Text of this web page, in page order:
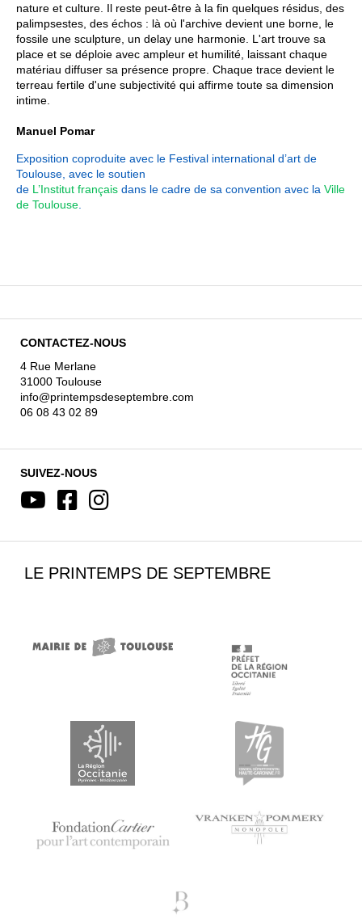
nature et culture. Il reste peut-être à la fin quelques résidus, des
palimpsestes, des échos : là où l'archive devient une borne, le
fossile une sculpture, un delay une harmonie. L'art trouve sa
place et se déploie avec ampleur et humilité, laissant chaque
matériau diffuser sa présence propre. Chaque trace devient le
terreau fertile d'une subjectivité qui affirme toute sa dimension
intime.
Manuel Pomar
Exposition coproduite avec le Festival international d’art de
Toulouse, avec le soutien
de L’Institut français dans le cadre de sa convention avec la Ville
de Toulouse
CONTACTEZ-NOUS
4 Rue Merlane
31000 Toulouse
info@printempsdeseptembre.com
06 08 43 02 89
SUIVEZ-NOUS
LE PRINTEMPS DE SEPTEMBRE